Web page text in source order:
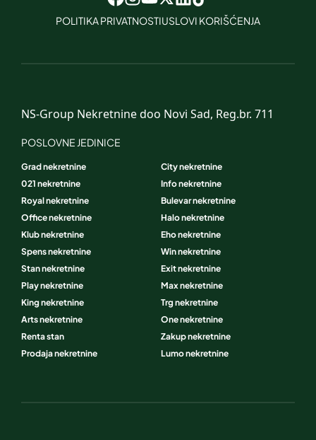
POLITIKA PRIVATNOSTIUSLOVI KORIŠĆENJA
NS-Group Nekretnine doo Novi Sad, Reg.br. 711
POSLOVNE JEDINICE
Grad nekretnine
City nekretnine
021 nekretnine
Info nekretnine
Royal nekretnine
Bulevar nekretnine
Office nekretnine
Halo nekretnine
Klub nekretnine
Eho nekretnine
Spens nekretnine
Win nekretnine
Stan nekretnine
Exit nekretnine
Play nekretnine
Max nekretnine
King nekretnine
Trg nekretnine
Arts nekretnine
One nekretnine
Renta stan
Zakup nekretnine
Prodaja nekretnine
Lumo nekretnine